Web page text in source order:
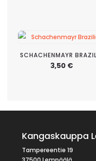
SCHACHENMAYR
3,50 €
Kangaskauppa
Tampereentie 19